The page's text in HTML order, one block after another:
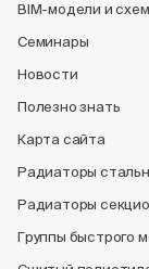
BIM-модели и
Семинары
Новости
Полезно знать
Карта сайта
Радиаторы
Радиаторы
Группы быстрого